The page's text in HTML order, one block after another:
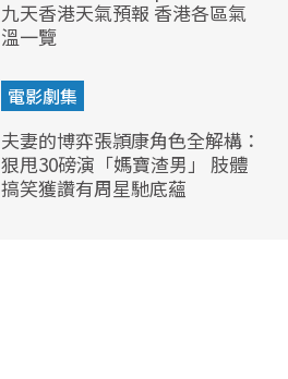
九天香港天氣預報 香港各區氣
溫一覽
電影劇集
夫妻的博弈張頴康角色全解構：
狠甩30磅演「媽寶渣男」 肢體
搞笑獲讚有周星馳底蘊